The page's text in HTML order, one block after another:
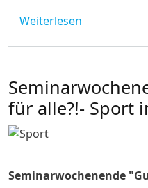
Weiterlesen
für alle?!- Sport
Seminarwochenende